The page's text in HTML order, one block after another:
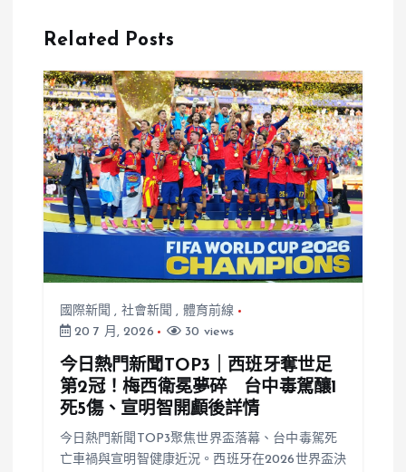
鄉鄉親滿分讚
屬照」引發婚
訊猜測
Related Posts
國際新聞 , 社會新聞 , 體育前線
20 7 月, 2026
30 views
今日熱門新聞TOP3｜西班牙奪世足
第2冠！梅西衛冕夢碎 台中毒駕釀1
死5傷、宣明智開顱後詳情
今日熱門新聞TOP3聚焦世界盃落幕、台中毒駕死
亡車禍與宣明智健康近況。西班牙在2026世界盃決